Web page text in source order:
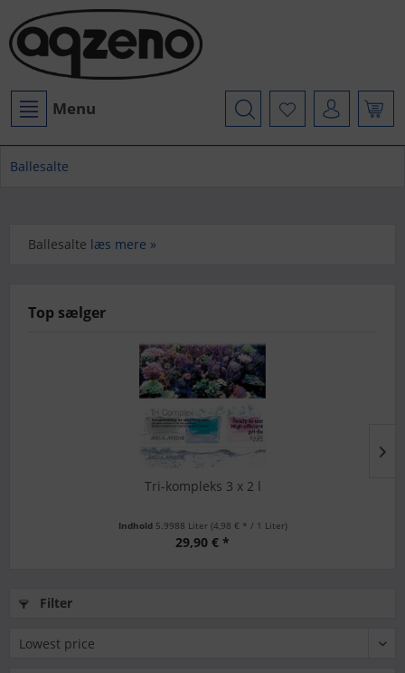
Menu
Ballesalte
Ballesalte læs mere »
Top sælger
Tri-kompleks 3 x 2 l
Indhold 5.9988 Liter (4,98 € * / 1 Liter)
29,90 € *
Filter